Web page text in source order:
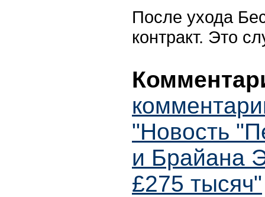
После ухода
контракт. Это
"Новость
и Брайана
£275 тысяч"